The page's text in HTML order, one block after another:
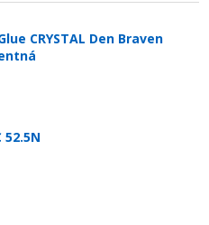
CRYSTAL Den Braven